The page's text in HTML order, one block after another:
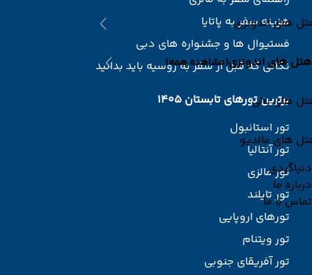
های اندونزی
هتل های اندونزی(مشاهده همه)
های بالی
های مالدیو
دنیاگردی
درباره ما
تماس با ما
هزینه سفر به پاتایا
فستیوال ها و جشنواره های دبی
نکاتی که قبل از سفر به روسیه باید بدانید
برترین تورهای تابستان 1405
تور استانبول
تور آنتالیا
تور مالزی
تور تایلند
تورهای اروپایی
تور ویتنام
تور آفریقای جنوبی